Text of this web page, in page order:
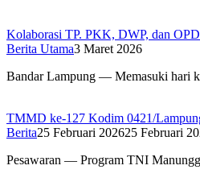
Kolaborasi TP. PKK, DWP, dan
Berita Utama3 Maret 2026
Bandar Lampung — Memasuki hari
TMMD ke-127 Kodim 0421/
Berita25 Februari 202625 Februari
Pesawaran — Program TNI